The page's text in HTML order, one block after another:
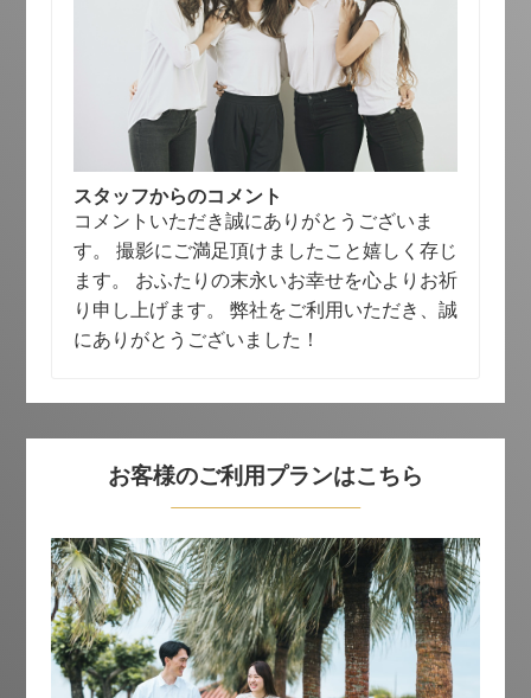
スタッフからのコメント
コメントいただき誠にありがとうございま
す。 撮影にご満足頂けましたこと嬉しく存じ
ます。 おふたりの末永いお幸せを心よりお祈
り申し上げます。 弊社をご利用いただき、誠
にありがとうございました！
お客様のご利用プランはこちら